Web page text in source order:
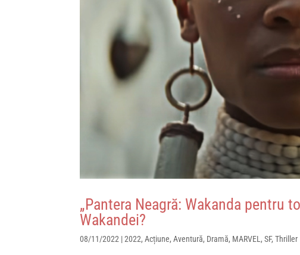
„Pantera Neagră: Wakanda pentru
Wakandei?
08/11/2022 |2022,Acțiune,Aventură, Dramă, MARVEL ,SF,Thriller